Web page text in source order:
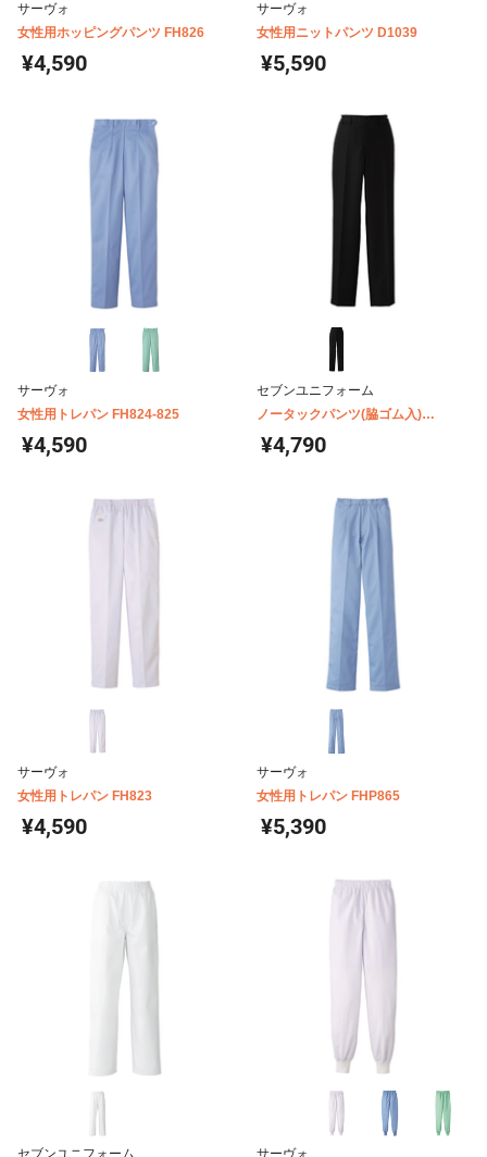
サーヴォ
女性用ホッピングパンツ FH826
¥4,590
サーヴォ
女性用ニットパンツ D1039
¥5,590
サーヴォ
女性用トレパン FH824-825
¥4,590
セブンユニフォーム
ノータックパンツ(脇ゴム入)
WL1483
¥4,790
サーヴォ
女性用トレパン FH823
¥4,590
サーヴォ
女性用トレパン FHP865
¥5,390
セブンユニフォーム サーヴォ